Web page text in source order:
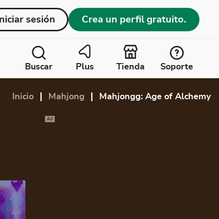
sesión Crea un perfil gratuito.
Buscar Plus Tienda Soporte
Inicio Mahjong Mahjongg: Age of Alchemy
Ad